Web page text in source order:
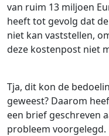
van ruim 13 miljoen
heeft tot gevolg dat
niet kan vaststellen,
deze kostenpost niet
Tja, dit kon de
geweest? Daarom
een brief geschreven
probleem